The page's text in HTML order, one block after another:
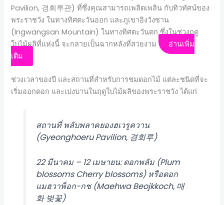
Pavilion, 경회루관) ที่ซึ่งคุณสามารถเพลิดเพลิน กับทิวทัศน์ของ
พระราชวัง ในทางทิศตะวันออก และภูเขาอิงวังซาน
(Ingwangsan Mountain) ในทางทิศตะวันตก ซึ่งในช่วงฤดู
ใบไม้ผลิที่แห่งนี้ จะกลายเป็นฉากหลังที่สวยงาม
อ่านเพิ่ม
เติม
ช่วงเวลาของปี และสถานที่สำหรับการชมดอกไม้ แต่ละชนิดที่จะ
เริ่มออกดอก และเบ่งบานในฤดูใบไม้ผลิของพระราชวัง ได้แก่
สถานที่ พลับพลาคยองฮเวรูควาน
(Gyeonghoeru Pavilion, 경회루)
22 มีนาคม – 12 เมษายน: ดอกพลัม (Plum
blossoms Cherry blossoms) หรือดอก
แมฮวาพ็อก-กช (Maehwa Beojkkoch, 매
화 벚꽃)